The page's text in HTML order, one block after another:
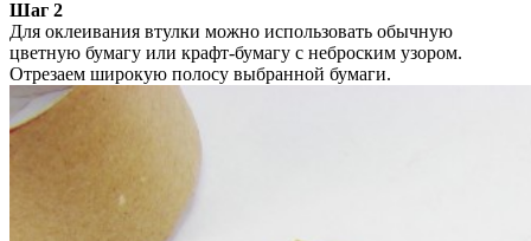
Шаг 2
Для оклеивания втулки можно использовать обычную
цветную бумагу или крафт-бумагу с неброским узором.
Отрезаем широкую полосу выбранной бумаги.